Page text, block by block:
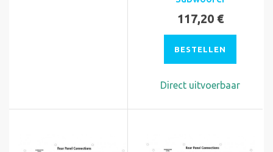
117,20 €
BESTELLEN
Direct uitvoerbaar